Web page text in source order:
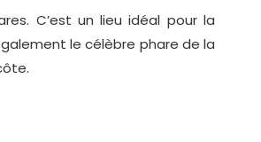
C’est un lieu idéal pour la
le célèbre phare de la